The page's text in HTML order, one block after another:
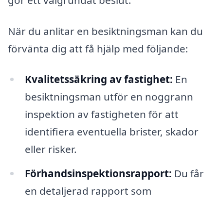
När du anlitar en besiktningsman kan du
förvänta dig att få hjälp med följande:
Kvalitetssäkring av fastighet: En
besiktningsman utför en noggrann
inspektion av fastigheten för att
identifiera eventuella brister, skador
eller risker.
Förhandsinspektionsrapport: Du får
en detaljerad rapport som